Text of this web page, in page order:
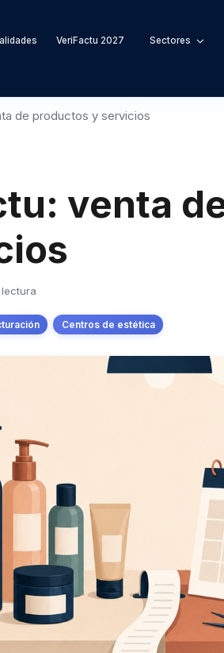
VeriFactu 2027 Sectores
de productos y servicios
venta
Centros de estética